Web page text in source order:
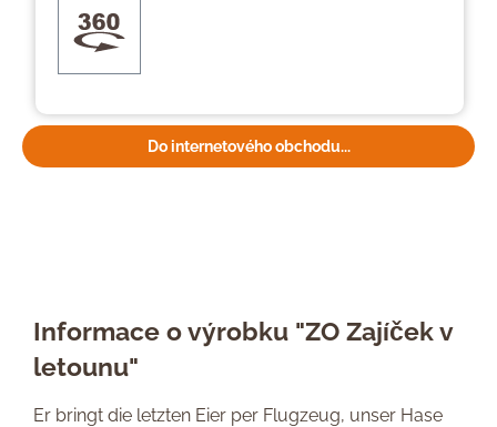
Do internetového obchodu...
Informace o výrobku "ZO Zajíček v
letounu"
Er bringt die letzten Eier per Flugzeug, unser Hase